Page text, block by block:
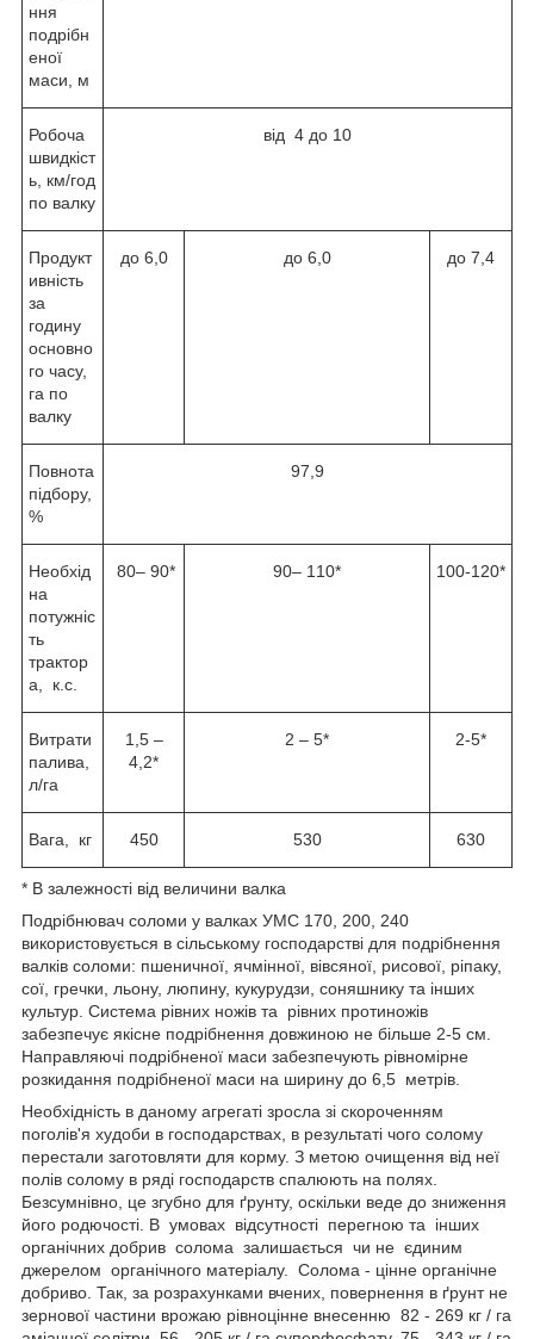
ння
подрібн
еної
маси, м
Робоча
швидкіст
ь, км/год
по валку
від 4 до 10
Продукт
ивність
за
годину
основно
го часу,
га по
валку
до 6,0 до 6,0 до 7,4
Повнота
підбору,
%
97,9
Необхід
на
потужніс
ть
трактор
а, к.с.
80– 90* 90– 110* 100-120*
Витрати
палива,
л/га
1,5 –
4,2*
2 – 5* 2-5*
Вага, кг 450 530 630
* В залежності від величини валка
Подрібнювач соломи у валках УМС 170, 200, 240
використовується в сільському господарстві для подрібнення
валків соломи: пшеничної, ячмінної, вівсяної, рисової, ріпаку,
сої, гречки, льону, люпину, кукурудзи, соняшнику та інших
культур. Система рівних ножів та рівних протиножів
забезпечує якісне подрібнення довжиною не більше 2-5 см.
Направляючі подрібненої маси забезпечують рівномірне
розкидання подрібненої маси на ширину до 6,5 метрів.
Необхідність в даному агрегаті зросла зі скороченням
поголів'я худоби в господарствах, в результаті чого солому
перестали заготовляти для корму. З метою очищення від неї
полів солому в ряді господарств спалюють на полях.
Безсумнівно, це згубно для ґрунту, оскільки веде до зниження
його родючості. В умовах відсутності перегною та інших
органічних добрив солома залишається чи не єдиним
джерелом органічного матеріалу. Солома - цінне органічне
добриво. Так, за розрахунками вчених, повернення в ґрунт не
зернової частини врожаю рівноцінне внесенню 82 - 269 кг / га